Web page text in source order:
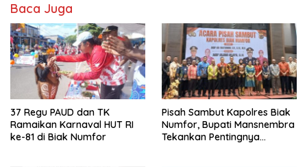
Baca Juga
37 Regu PAUD dan TK
Ramaikan Karnaval HUT RI
ke-81 di Biak Numfor
Pisah Sambut Kapolres Biak
Numfor, Bupati Mansnembra
Tekankan Pentingnya